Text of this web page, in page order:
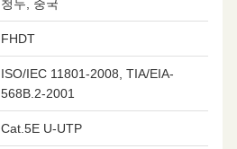
청두, 중국
FHDT
ISO/IEC 11801-2008, TIA/EIA-
568B.2-2001
Cat.5E U-UTP